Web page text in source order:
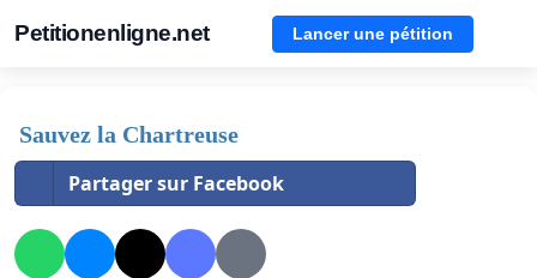
Petitionenligne.net Lancer une pétition
Sauvez la Chartreuse
Partager sur Facebook